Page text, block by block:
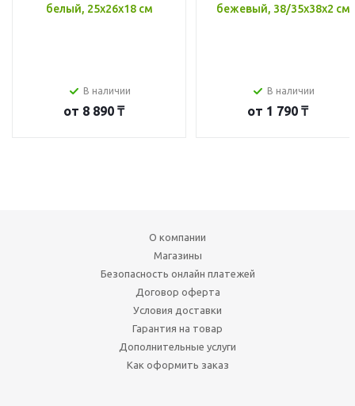
белый, 25x26x18 см
В наличии
от 8 890 ₸
бежевый, 38/35x38x2 см
В наличии
от 1 790 ₸
О компании
Магазины
Безопасность онлайн платежей
Договор оферта
Условия доставки
Гарантия на товар
Дополнительные услуги
Как оформить заказ